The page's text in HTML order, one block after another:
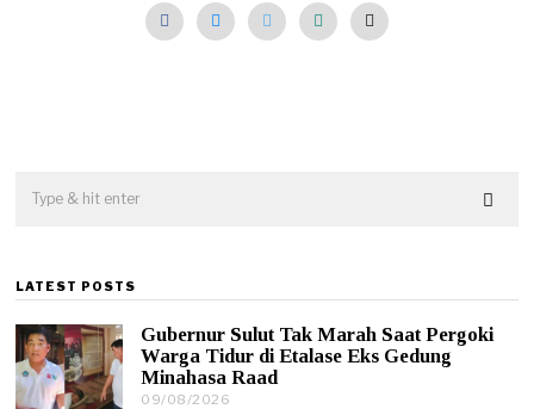
LATEST POSTS
Gubernur Sulut Tak Marah Saat Pergoki
Warga Tidur di Etalase Eks Gedung
Minahasa Raad
09/08/2026